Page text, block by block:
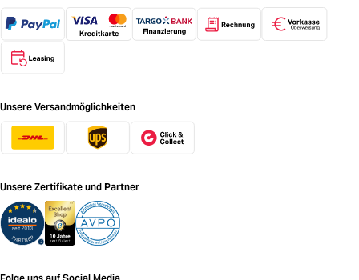
Unsere Versandmöglichkeiten
Unsere Zertifikate und Partner